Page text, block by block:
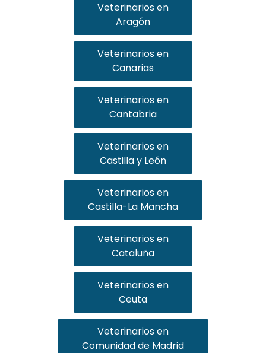
Veterinarios en
Aragón
Veterinarios en
Canarias
Veterinarios en
Cantabria
Veterinarios en
Castilla y León
Veterinarios en
Castilla-La Mancha
Veterinarios en
Cataluña
Veterinarios en
Ceuta
Veterinarios en
Comunidad de Madrid